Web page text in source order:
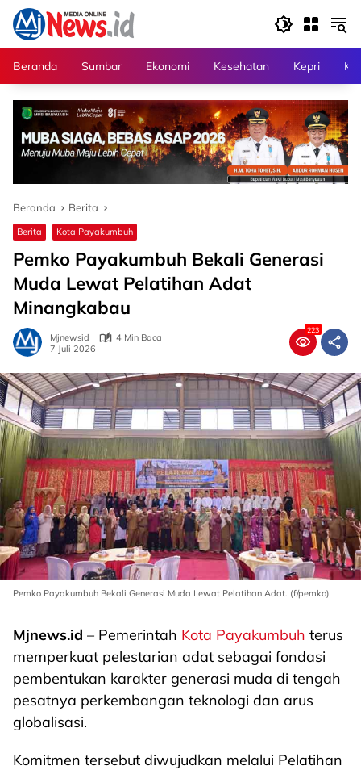
Langsung
konten
Beranda
Sumbar Ekonomi Kesehatan Kepri
Beranda Berita
Berita Kota Payakumbuh
Pemko Payakumbuh Bekali Generasi
Muda Lewat Pelatihan Adat
Minangkabau
Mjnewsid
4 Min Baca
7 Juli 2026
223
Pemko Payakumbuh Bekali Generasi Muda Lewat Pelatihan Adat. (f/pemko)
Mjnews.id – Pemerintah Kota Payakumbuh terus
memperkuat pelestarian adat sebagai fondasi
pembentukan karakter generasi muda di tengah
pesatnya perkembangan teknologi dan arus
globalisasi.
Komitmen tersebut diwujudkan melalui Pelatihan